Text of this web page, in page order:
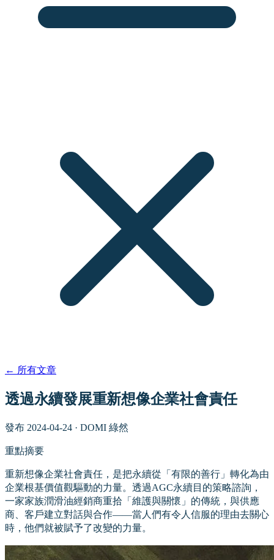
← 所有文章
透過永續發展重新想像企業社會責任
發布 2024-04-24 · DOMI 綠然
重點摘要
重新想像企業社會責任，是把永續從「有限的善行」轉化為由
企業根基價值觀驅動的力量。透過AGC永續目的策略諮詢，
一家家族潤滑油經銷商重拾「維護與關懷」的傳統，與供應
商、客戶建立對話與合作——當人們有令人信服的理由去關心
時，他們就被賦予了改變的力量。